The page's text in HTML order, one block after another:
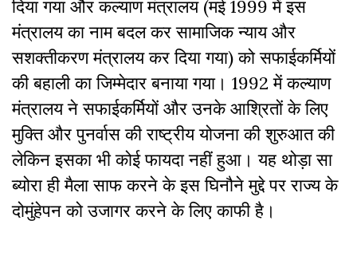
दिया गया और कल्याण मंत्रालय (मई 1999 में इस
मंत्रालय का नाम बदल कर सामाजिक न्याय और
सशक्तीकरण मंत्रालय कर दिया गया) को सफाईकर्मियों
की बहाली का जिम्मेदार बनाया गया। 1992 में कल्याण
मंत्रालय ने सफाईकर्मियों और उनके आश्रितों के लिए
मुक्ति और पुनर्वास की राष्ट्रीय योजना की शुरुआत की
लेकिन इसका भी कोई फायदा नहीं हुआ। यह थोड़ा सा
ब्योरा ही मैला साफ करने के इस घिनौने मुद्दे पर राज्य के
दोमुंहेपन को उजागर करने के लिए काफी है।